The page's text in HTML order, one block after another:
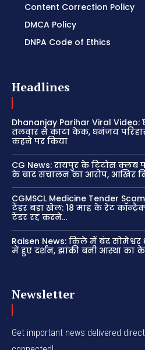
Content Correction Policy
DMCA Policy
DNPA Code of Ethics
Headlines
Dhananjay Parihar Viral Video:
तलवार से काटा केक, धनंजय
कहने पर किया
CG News: रायपुर के टिटोस क्लब
के बाद संचालन का आरोप, आखिर
CGMSCL Medicine Tender
टेंडर बड़ा खेल: 18 माह के रेट
टेंडर रद्द करने...
Raisen News: किले में बंद
में हुए दर्शन, झांकी बनी आस्था का
Newsletter
Get important news delivered